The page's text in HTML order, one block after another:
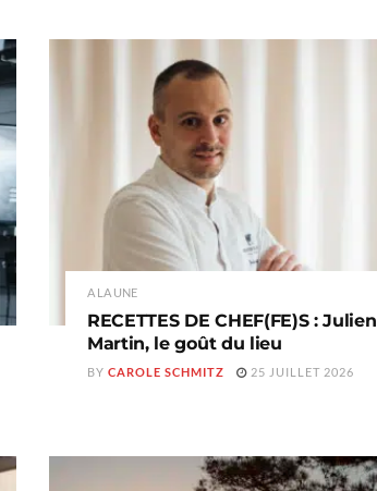
A LA UNE
RECETTES DE CHEF(FE)S : Julien
Martin, le goût du lieu
BY CAROLE SCHMITZ 25 JUILLET 2026